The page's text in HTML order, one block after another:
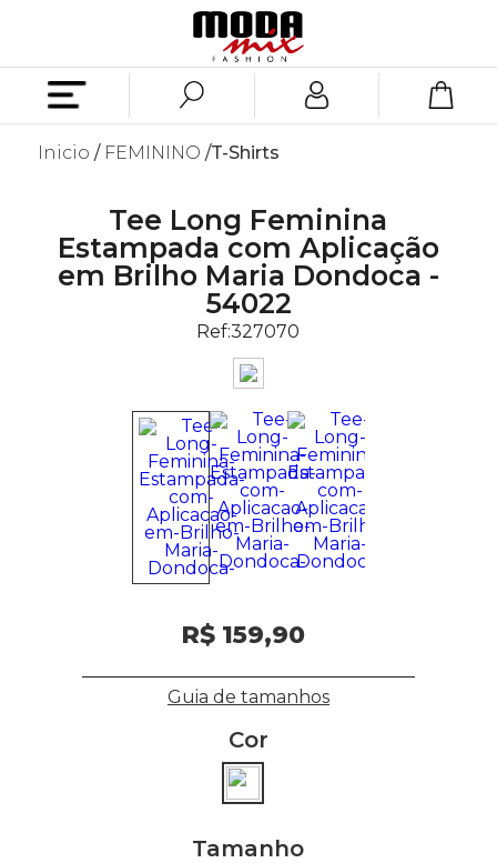
Inicio FEMININO T-Shirts
Tee Long Feminina
Estampada com Aplicação
em Brilho Maria Dondoca -
54022
Ref:327070
R$ 159,90
Guia de tamanhos
Cor
Tamanho